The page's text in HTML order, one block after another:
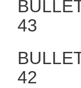
43
42